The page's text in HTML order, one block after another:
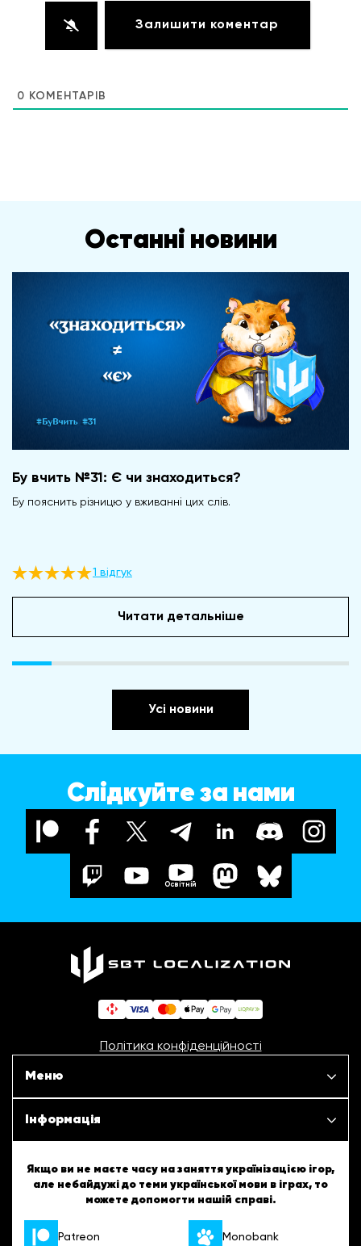
0 КОМЕНТАРІВ
Останні новини
Бу вчить №31: Є чи знаходиться?
Бу пояснить різницю у вживанні цих слів.
1 відгук
Читати детальніше
Усі новини
Слідкуйте за нами
Освітній
Політика конфіденційності
Меню
Наші проєкти
Про нас
Інформація
ШБТурнір
ШБТворчість
Якщо ви не маєте часу на заняття українізацією ігор,
але небайдужі до теми української мови в іграх, то
можете допомогти нашій справі.
Patreon Monobank